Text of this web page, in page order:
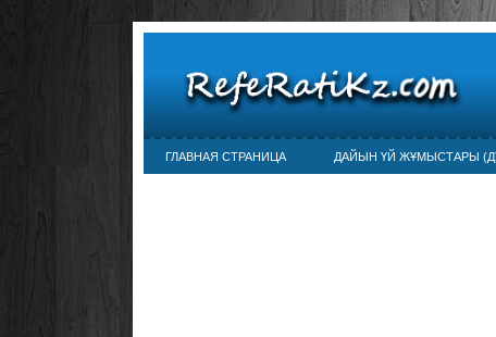
ГЛАВНАЯ СТРАНИЦА ДАЙЫН ҮЙ ЖҰМЫСТАРЫ